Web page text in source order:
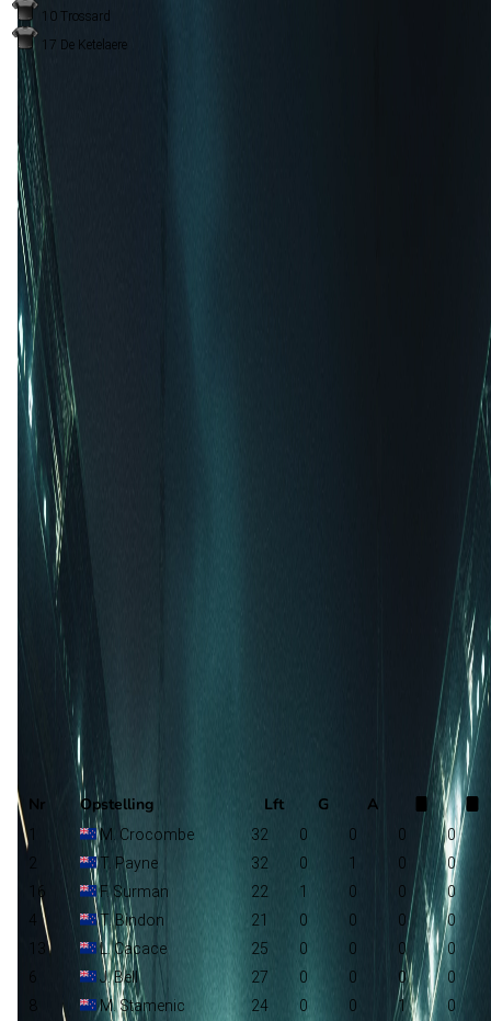
10Trossard
17 De Ketelaere
R. Garcia
Nr Opstelling Lft G A
1 M. Crocombe 32 0 0 0
0
T. Payne 32 0 1 0
0
16
F. Surman 22 1 0 0
0
T. Bindon 21 0 0 0
0
13
L. Cacace 25 0 0 0
0
J. Bell 27 0 0 0
0
8
M. Stamenic 24 0 0 1
0